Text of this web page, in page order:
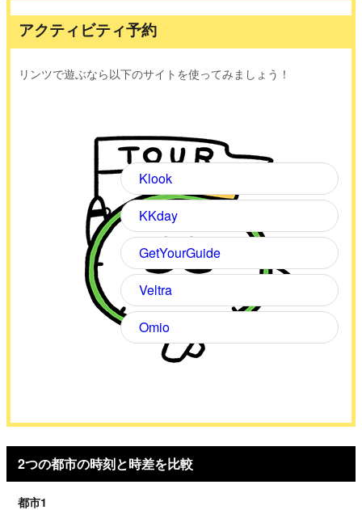
アクティビティ予約
リンツで遊ぶなら以下のサイトを使ってみましょう！
Klook
KKday
GetYourGuide
Veltra
Omio
2つの都市の時刻と時差を比較
都市1